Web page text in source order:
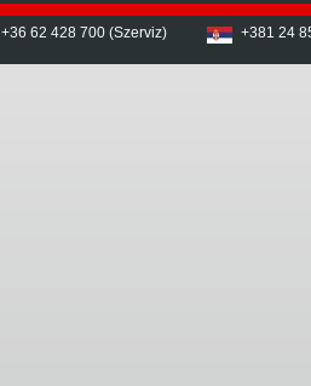
+36 62 428 700 (Szerviz) +381 24